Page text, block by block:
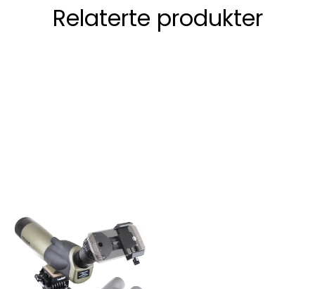
Relaterte produkter